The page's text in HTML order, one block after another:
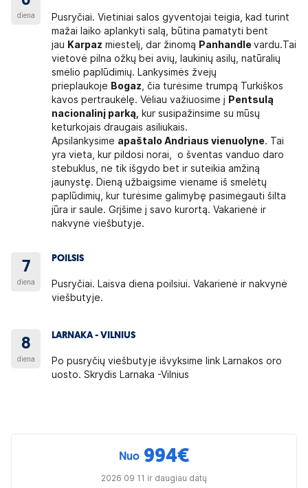
diena
Pusryčiai. Vietiniai salos gyventojai teigia, kad turint
mažai laiko aplankyti salą, būtina pamatyti bent
jau Karpaz miestelį, dar žinomą Panhandlevardu.Tai
vietovė pilna ožkų bei avių, laukinių asilų, natūralių
smėlio paplūdimių. Lankysimės žvejų
prieplaukoje Bogaz , čia turėsime trumpą Turkiškos
kavos pertraukėlę. Vėliau važiuosime į Pentsulą
nacionalinį parką,
kur susipažinsime su mūsų
keturkojais draugais asiliukais.
Apsilankysime apaštalo Andriaus vienuolyne. Tai
yra vieta, kur pildosi norai, o šventas vanduo daro
stebuklus, ne tik išgydo bet ir suteikia amžiną
jaunystę. Dieną užbaigsime viename iš smelėtų
paplūdimių, kur turėsime galimybę pasimėgauti šilta
jūra ir saule. Grįšime į savo kurortą. Vakarienė ir
nakvynė viešbutyje.
7
diena
POILSIS
Pusryčiai. Laisva diena poilsiui. Vakarienė ir nakvynė
viešbutyje.
8
diena
LARNAKA - VILNIUS
Po pusryčių viešbutyje išvyksime link Larnakos oro
uosto. Skrydis Larnaka -Vilnius
Nuo 994€
2026 09 11 ir daugiau datų